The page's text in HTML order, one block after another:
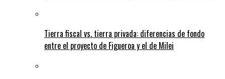
Tierra fiscal vs. tierra privada: diferencias de fondo
entre el proyecto de Figueroa y el de Milei